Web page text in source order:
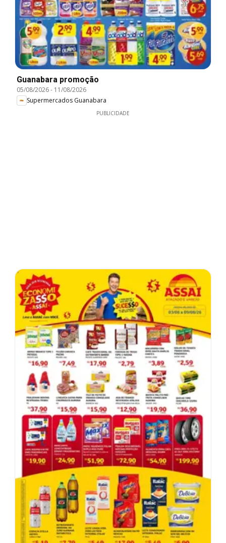
Guanabara promoção
05/08/2026- 11/08/2026
Supermercados Guanabara
PUBLICIDADE